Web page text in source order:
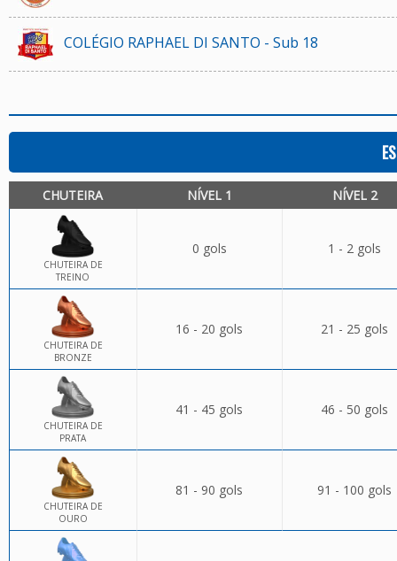
COLÉGIO RAPHAEL DI SANTO - Sub 18
CHUTEIRA NÍVEL 1 NÍVEL 2
CHUTEIRA DE
TREINO
0 gols 1 - 2 gols
CHUTEIRA DE
BRONZE
16 - 20 gols 21 - 25 gols
CHUTEIRA DE
PRATA
41 - 45 gols 46 - 50 gols
CHUTEIRA DE
OURO
81 - 90 gols 91 - 100 gols